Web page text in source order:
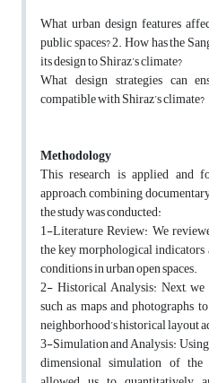
What urban design features
public spaces? 2. How has the
its design to Shiraz’s climate?
What design strategies can
compatible with Shiraz’s climate?
Methodology
This research is applied and
approach, combining
the study was conducted:
1-Literature Review: We
the key morphological
conditions in urban open spaces.
2- Historical Analysis: Next,
such as maps and photographs
neighborhood’s historical layout
3-Simulation and Analysis:
dimensional simulation of